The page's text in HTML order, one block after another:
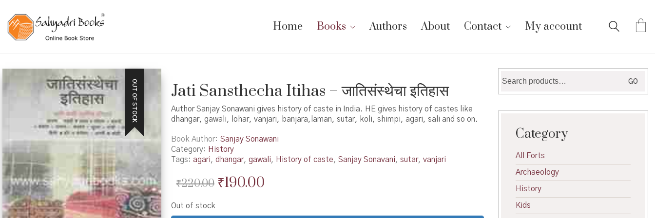
Home Books Authors About Contact My account
OUT OF STOCK Jati Sansthecha Itihas – जातिसंस्थेचा इतिहास
Author Sanjay Sonawani gives history of caste in India. HE gives history of castes like
dhangar, gawali, lohar, vanjari, banjara,laman, sutar, koli, shimpi, agari, sali and so on.
Book Author
Sanjay Sonawani
Category: History
Tags: agari, dhangar, gawali, History of caste, Sanjay Sonavani, sutar, vanjari
₹220.00 Original
was:
₹190.00Current
is:
Out of stock
for:
GO
Category
All Forts
Archaeology
History
Kids